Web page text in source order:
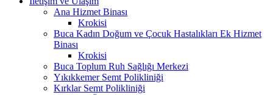
Ana Hizmet Binası
Krokisi
Buca Kadın Doğum ve Çocuk Hastalıkları Ek Hizmet
Binası
Krokisi
Buca Toplum Ruh Sağlığı Merkezi
Yıkıkkemer Semt Polikliniği
Kırklar Semt Polikliniği